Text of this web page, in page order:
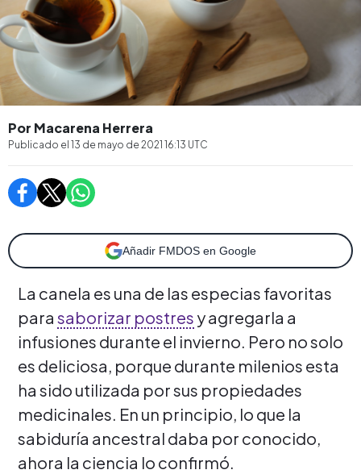
Por Macarena Herrera
Publicado el 13 de mayo de 2021 16:13 UTC
Añadir FMDOS en Google
La canela es una de las especias favoritas
para saborizar postres y agregarla a
infusiones durante el invierno. Pero no solo
es deliciosa, porque durante milenios esta
ha sido utilizada por sus propiedades
medicinales. En un principio, lo que la
sabiduría ancestral daba por conocido,
ahora la ciencia lo confirmó.